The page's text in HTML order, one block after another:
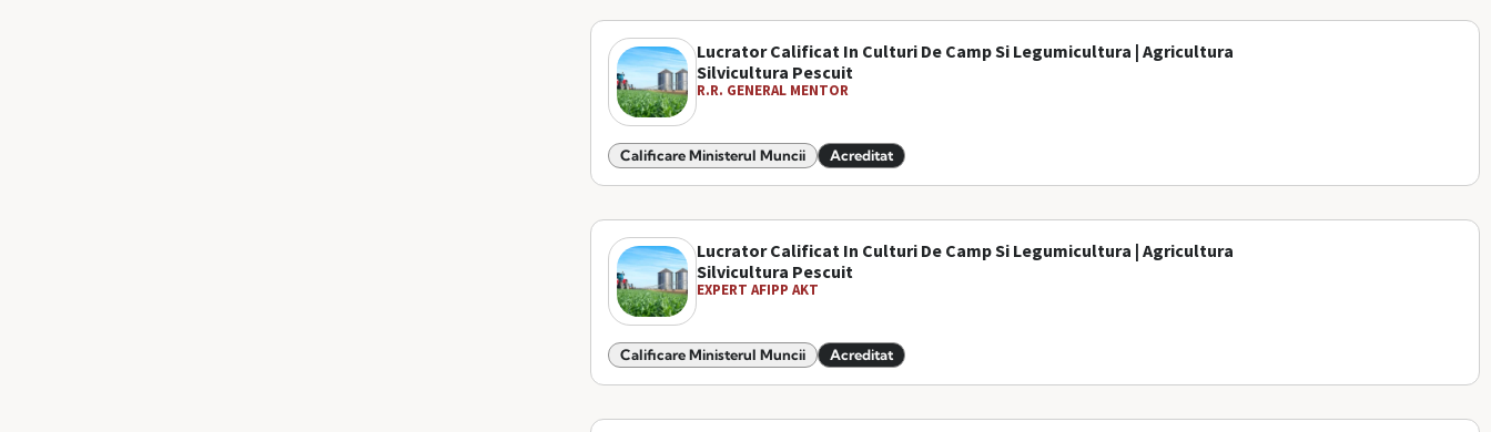
Lucrator Calificat In Culturi De Camp Si Legumicultura | Agricultura
Silvicultura Pescuit
R.R. GENERAL MENTOR
Calificare Ministerul Muncii Acreditat
Lucrator Calificat In Culturi De Camp Si Legumicultura | Agricultura
Silvicultura Pescuit
EXPERT AFIPP AKT
Calificare Ministerul Muncii Acreditat